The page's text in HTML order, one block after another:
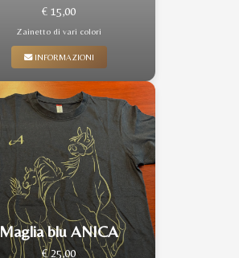
€ 15,00
Zainetto di vari colori
INFORMAZIONI
Maglia blu ANICA
€ 25,00